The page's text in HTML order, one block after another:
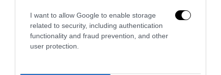
I want to allow Google to enable storage
related to security, including authentication
functionality and fraud prevention, and other
user protection.
L’Anpi divora se stessa: la fabbrica delle scomuniche
esplode su Israele